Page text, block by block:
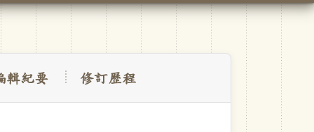
輯紀要 修訂歷程